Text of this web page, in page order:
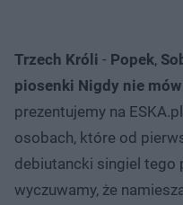
Trzech Króli - Popek,
piosenki Nigdy nie
prezentujemy na
osobach, które od
debiutancki singiel tego
wyczuwamy, że